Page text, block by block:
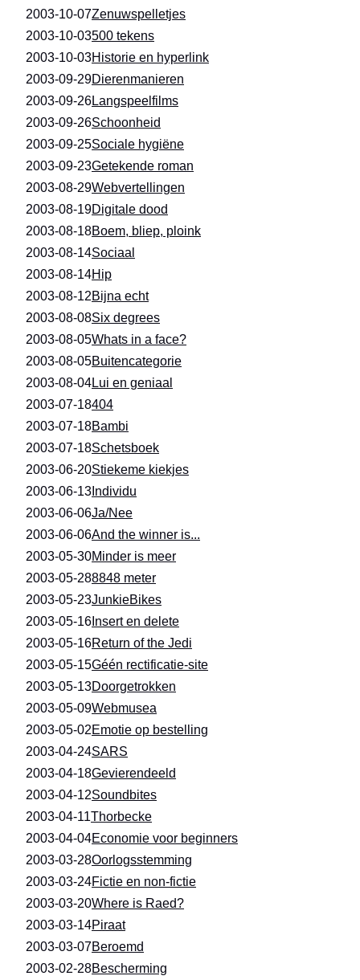
2003-10-07Zenuwspelletjes
2003-10-03500 tekens
2003-10-03Historie en hyperlink
2003-09-29Dierenmanieren
2003-09-26Langspeelfilms
2003-09-26Schoonheid
2003-09-25Sociale hygiëne
2003-09-23Getekende roman
2003-08-29Webvertellingen
2003-08-19Digitale dood
2003-08-18Boem, bliep, ploink
2003-08-14Sociaal
2003-08-14Hip
2003-08-12Bijna echt
2003-08-08Six degrees
2003-08-05Whats in a face?
2003-08-05Buitencategorie
2003-08-04Lui en geniaal
2003-07-18404
2003-07-18Bambi
2003-07-18Schetsboek
2003-06-20Stiekeme kiekjes
2003-06-13 Individu
2003-06-06Ja/Nee
2003-06-06And the winner is...
2003-05-30Minder is meer
2003-05-288848 meter
2003-05-23JunkieBikes
2003-05-16 Insert en delete
2003-05-16Return of the Jedi
2003-05-15Géén rectificatie-site
2003-05-13Doorgetrokken
2003-05-09Webmusea
2003-05-02Emotie op bestelling
2003-04-24SARS
2003-04-18Gevierendeeld
2003-04-12Soundbites
2003-04-11Thorbecke
2003-04-04Economie voor beginners
2003-03-28Oorlogsstemming
2003-03-24Fictie en non-fictie
2003-03-20Where is Raed?
2003-03-14Piraat
2003-03-07Beroemd
2003-02-28Bescherming